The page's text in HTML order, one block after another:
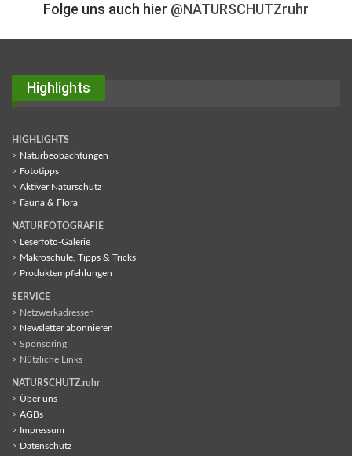
Folge uns auch hier @NATURSCHUTZruhr
Highlights
HIGHLIGHTS
> Naturbeobachtungen
> Fototipps
> Aktiver Naturschutz
> Fauna & Flora
NATURFOTOGRAFIE
> Leserfoto-Galerie
> Makroschule, Tipps & Tricks
> Produktempfehlungen
SERVICE
> Netzwerkadressen
> Newsletter abonnieren
> Sponsoring
> Nützliche Links
NATURSCHUTZ.ruhr
> Über uns
> AGBs
> Impressum
> Datenschutz